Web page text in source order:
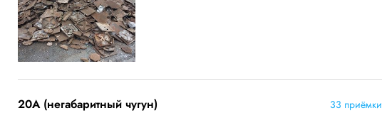
20A (негабаритный чугун)
33 приёмки